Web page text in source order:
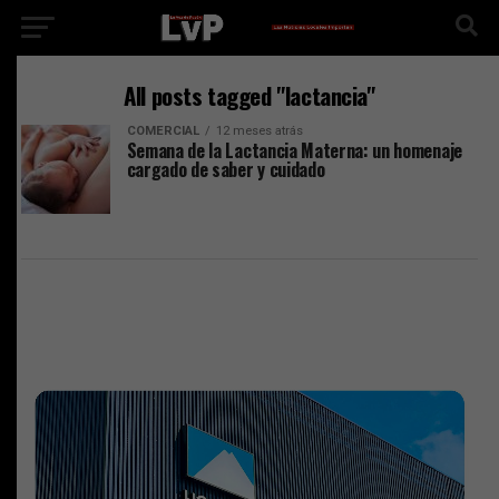
All posts tagged "lactancia"
COMERCIAL 12 meses atrás
Semana de la Lactancia Materna: un homenaje
cargado de saber y cuidado